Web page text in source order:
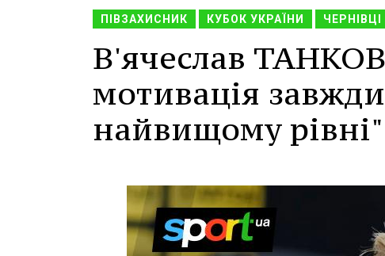
ПІВЗАХИСНИК КУБОК УКРАЇНИ ЧЕРНІВЦІ
В'ячеслав
мотивація
найвищому рівні"